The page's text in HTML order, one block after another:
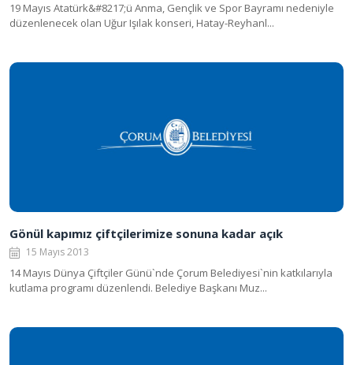
19 Mayıs Atatürk&#8217;ü Anma, Gençlik ve Spor Bayramı nedeniyle
düzenlenecek olan Uğur Işılak konseri, Hatay-Reyhanl...
Gönül kapımız çiftçilerimize sonuna kadar açık
15 Mayıs 2013
14 Mayıs Dünya Çiftçiler Günü`nde Çorum Belediyesi`nin katkılarıyla
kutlama programı düzenlendi. Belediye Başkanı Muz...